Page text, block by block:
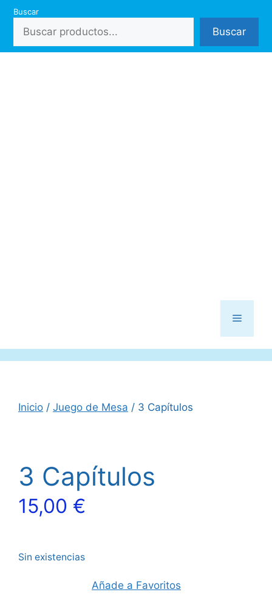
Saltar
contenido
Buscar
Buscar
Menú
Inicio / Juego de Mesa / 3 Capítulos
3 Capítulos
15,00 €
Sin existencias
Añade a Favoritos